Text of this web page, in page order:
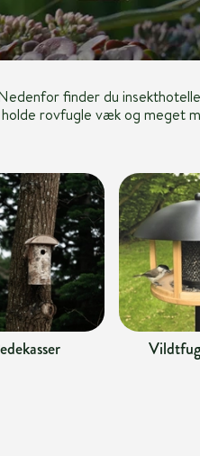
finder du
rovfugle væk og meget